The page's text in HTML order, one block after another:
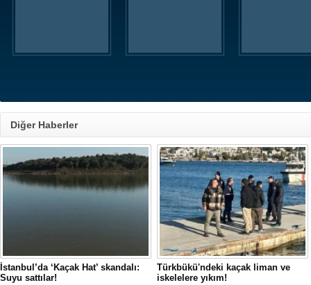
Diğer Haberler
İstanbul’da ‘Kaçak Hat’ skandalı:
Suyu sattılar!
Türkbükü'ndeki kaçak liman ve
iskelelere yıkım!